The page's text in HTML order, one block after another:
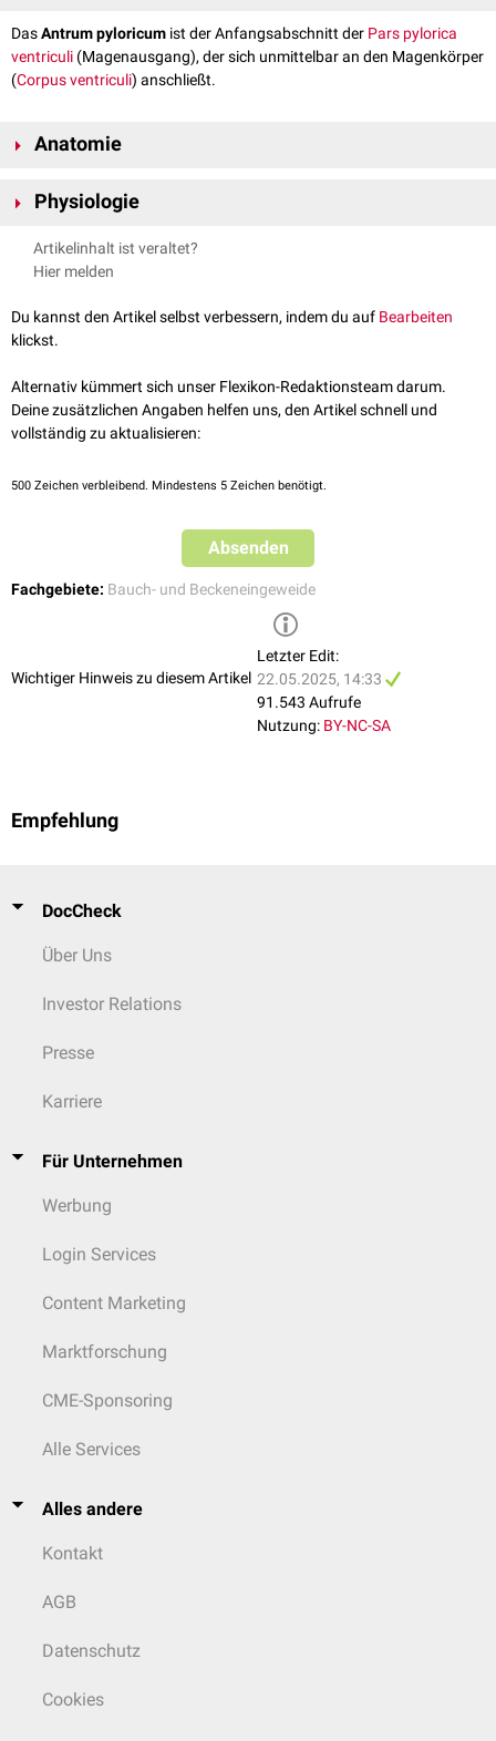
DasAntrum pyloricum ist der Anfangsabschnitt der Pars pylorica
ventriculi (Magenausgang), der sich unmittelbar an den Magenkörper
(Corpus ventriculi) anschließt.
Anatomie
links vom Magenpförtner (
Physiologie
Das Antrum pyloricum kann zeitweise durch
der Wandmuskulatur vollständig vom Rest des Magens abgeschnitten
Funktion:
Gastrin
Somatostatin-produzierendeD-Zellen, welche denpH-Wertdes
Chymusregistrieren und die Säureproduktion des Magens
unterdrücken.
Artikelinhalt ist veraltet?
Hier melden
Du kannst den Artikel selbst verbessern, indem du auf Bearbeiten
klickst.
Alternativ kümmert sich unser Flexikon-Redaktionsteam darum.
Deine zusätzlichen Angaben helfen uns, den Artikel schnell und
vollständig zu aktualisieren:
500 Zeichen verbleibend. Mindestens 5 Zeichen benötigt.
Absenden
Fachgebiete: Bauch- und Beckeneingeweide
Wichtiger Hinweis zu diesem Artikel
Letzter Edit:
22.05.2025, 14:33
91.543 Aufrufe
Nutzung: BY-NC-SA
Empfehlung
DocCheck
Über Uns
Investor Relations
Presse
Karriere
Für Unternehmen
Werbung
Login Services
Content Marketing
Marktforschung
CME-Sponsoring
Alle Services
Alles andere
Kontakt
AGB
Datenschutz
Cookies